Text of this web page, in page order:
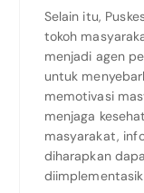
Selain itu,
tokoh
menjadi agen
untuk
memotivasi
menjaga
masyarakat,
diharapkan